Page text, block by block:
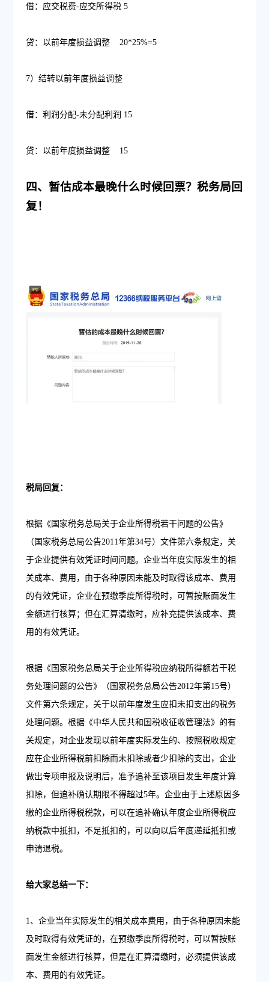
借：应交税费-应交所得税 5
贷：以前年度损益调整 20*25%=5
7）结转以前年度损益调整
借：利润分配-未分配利润 15
贷：以前年度损益调整 15
四、暂估成本最晚什么时候回票？税务局回
复！
税局回复：
根据《国家税务总局关于企业所得税若干问题的公告》
（国家税务总局公告2011年第34号）文件第六条规定，关
于企业提供有效凭证时间问题。企业当年度实际发生的相
关成本、费用，由于各种原因未能及时取得该成本、费用
的有效凭证，企业在预缴季度所得税时，可暂按账面发生
金额进行核算；但在汇算清缴时，应补充提供该成本、费
用的有效凭证。
根据《国家税务总局关于企业所得税应纳税所得额若干税
务处理问题的公告》（国家税务总局公告2012年第15号）
文件第六条规定，关于以前年度发生应扣未扣支出的税务
处理问题。根据《中华人民共和国税收征收管理法》的有
关规定，对企业发现以前年度实际发生的、按照税收规定
应在企业所得税前扣除而未扣除或者少扣除的支出，企业
做出专项申报及说明后，准予追补至该项目发生年度计算
扣除，但追补确认期限不得超过5年。企业由于上述原因多
缴的企业所得税税款，可以在追补确认年度企业所得税应
纳税款中抵扣，不足抵扣的，可以向以后年度递延抵扣或
申请退税。
给大家总结一下：
1、企业当年实际发生的相关成本费用，由于各种原因未能
及时取得有效凭证的，在预缴季度所得税时，可以暂按账
面发生金额进行核算，但是在汇算清缴时，必须提供该成
本、费用的有效凭证。